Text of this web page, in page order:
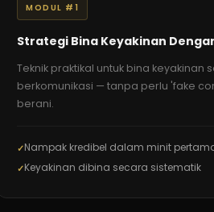
MODUL #1
Strategi Bina Keyakinan
Teknik praktikal untuk bina keyakinan
berkomunikasi — tanpa perlu 'fake
berani.
Nampak kredibel dalam minit
Keyakinan dibina secara sistematik